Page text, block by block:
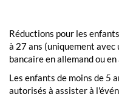
Réductions pour les
à 27 ans (uniquement
bancaire en allemand ou
Les enfants de moins de 5
autorisés à assister à